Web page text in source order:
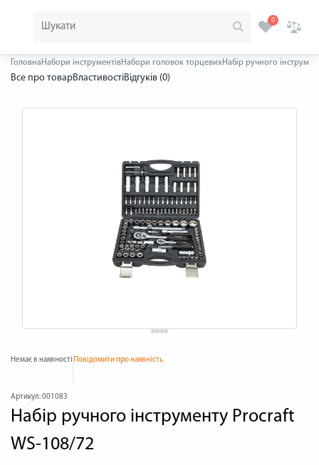
0
Головна Набори інструментівНабори головок торцевих Набір ручного
Все про товарВластивостіВідгуків (0)
Немає в наявності Повідомити про наявність
Артикул:001083
Набір ручного інструменту Procraft
WS-108/72